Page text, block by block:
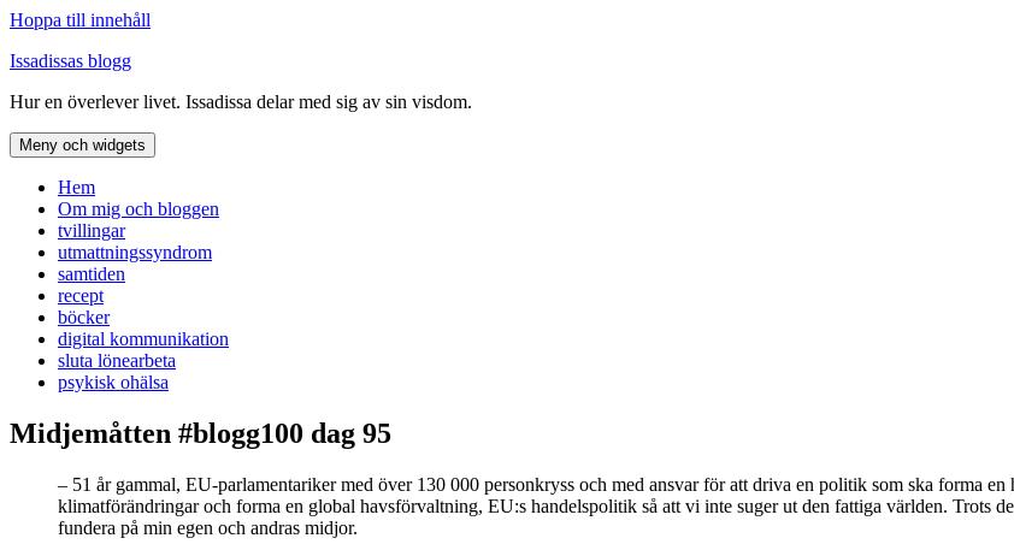
Hoppa till innehåll
Issadissas blogg
Hur en överlever livet. Issadissa delar med sig av sin visdom.
Meny och widgets
Hem
Om mig och bloggen
tvillingar
utmattningssyndrom
samtiden
recept
böcker
digital kommunikation
sluta lönearbeta
psykisk ohälsa
Midjemåtten #blogg100 dag 95
– 51 år gammal, EU-parlamentariker med över 130 000 personkryss och med ansvar för att driva en politik som ska forma
klimatförändringar och forma en global havsförvaltning, EU:s handelspolitik så att vi inte suger ut den fattiga världen. Trots
fundera på min egen och andras midjor.